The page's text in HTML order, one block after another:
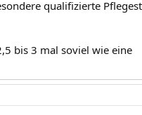
qualifizierte
bis 3 mal soviel wie eine